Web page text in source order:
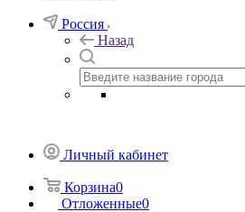
Россия
Назад
Личный кабинет
Корзина0
Отложенные0